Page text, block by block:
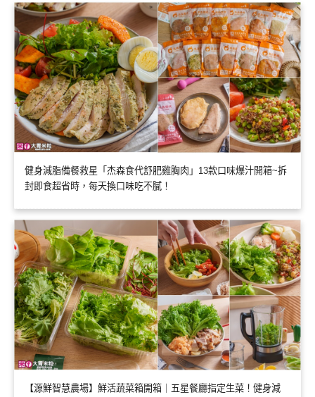
健身減脂備餐救星「杰森食代舒肥雞胸肉」13款口味爆汁開箱~拆
封即食超省時，每天換口味吃不膩！
【源鮮智慧農場】鮮活蔬菜箱開箱｜五星餐廳指定生菜！健身減